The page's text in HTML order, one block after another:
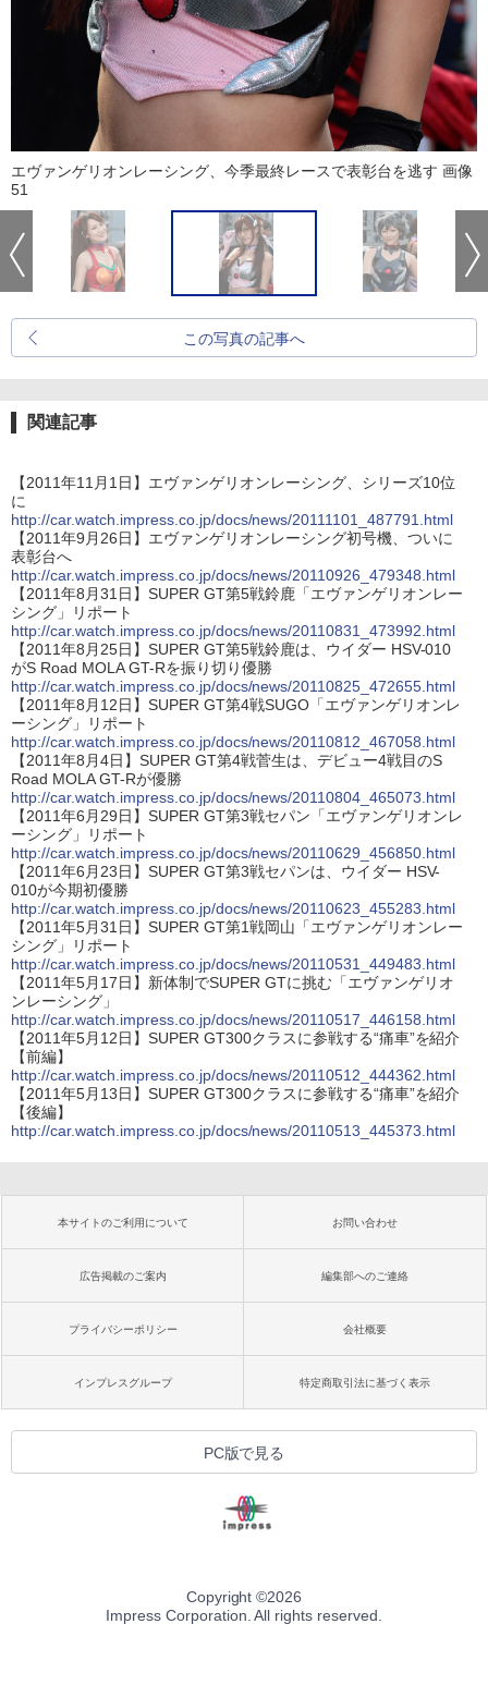
エヴァンゲリオンレーシング、今季最終レースで表彰台を逃す 画像
51
この写真の記事へ
関連記事
【2011年11月1日】エヴァンゲリオンレーシング、シリーズ10位
に
http://car.watch.impress.co.jp/docs/news/20111101_487791.html
【2011年9月26日】エヴァンゲリオンレーシング初号機、ついに
表彰台へ
http://car.watch.impress.co.jp/docs/news/20110926_479348.html
【2011年8月31日】SUPER GT第5戦鈴鹿「エヴァンゲリオンレー
シング」リポート
http://car.watch.impress.co.jp/docs/news/20110831_473992.html
【2011年8月25日】SUPER GT第5戦鈴鹿は、ウイダー HSV-010
がS Road MOLA GT-Rを振り切り優勝
http://car.watch.impress.co.jp/docs/news/20110825_472655.html
【2011年8月12日】SUPER GT第4戦SUGO「エヴァンゲリオンレ
ーシング」リポート
http://car.watch.impress.co.jp/docs/news/20110812_467058.html
【2011年8月4日】SUPER GT第4戦菅生は、デビュー4戦目のS
Road MOLA GT-Rが優勝
http://car.watch.impress.co.jp/docs/news/20110804_465073.html
【2011年6月29日】SUPER GT第3戦セパン「エヴァンゲリオンレ
ーシング」リポート
http://car.watch.impress.co.jp/docs/news/20110629_456850.html
【2011年6月23日】SUPER GT第3戦セパンは、ウイダー HSV-
010が今期初優勝
http://car.watch.impress.co.jp/docs/news/20110623_455283.html
【2011年5月31日】SUPER GT第1戦岡山「エヴァンゲリオンレー
シング」リポート
http://car.watch.impress.co.jp/docs/news/20110531_449483.html
【2011年5月17日】新体制でSUPER GTに挑む「エヴァンゲリオ
ンレーシング」
http://car.watch.impress.co.jp/docs/news/20110517_446158.html
【2011年5月12日】SUPER GT300クラスに参戦する“痛車”を紹介
【前編】
http://car.watch.impress.co.jp/docs/news/20110512_444362.html
【2011年5月13日】SUPER GT300クラスに参戦する“痛車”を紹介
【後編】
http://car.watch.impress.co.jp/docs/news/20110513_445373.html
本サイトのご利用について お問い合わせ
広告掲載のご案内 編集部へのご連絡
プライバシーポリシー 会社概要
インプレスグループ 特定商取引法に基づく表示
PC版で見る
Copyright ©2026
Impress Corporation. All rights reserved.